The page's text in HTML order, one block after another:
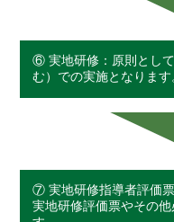
⑥ 実地研修：原則とし
む）での実施となります
⑦ 実地研修指導者評価
実地研修評価票やその